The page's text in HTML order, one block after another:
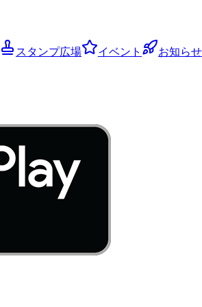
スタンプ広場 イベント お知らせ